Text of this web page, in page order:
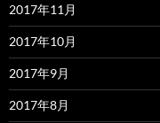
2017年11月
2017年10月
2017年9月
2017年8月